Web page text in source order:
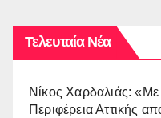
Τελευταία Νέα
Νίκος Χαρδαλιάς:
Περιφέρεια Αττικής